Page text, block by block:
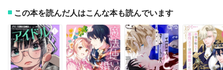
この本を読んだ人はこんな本も読んでいます